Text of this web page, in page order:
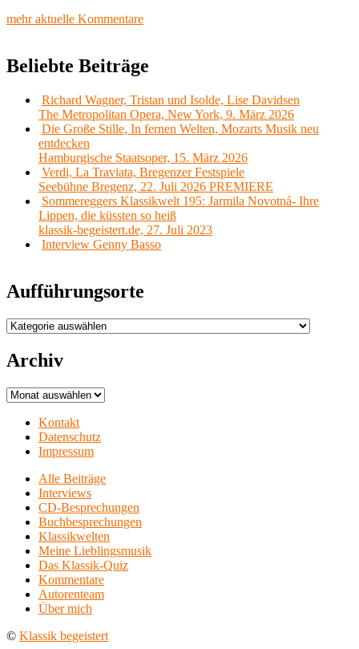
mehr aktuelle Kommentare
Beliebte Beiträge
Richard Wagner, Tristan und Isolde, Lise Davidsen
The Metropolitan Opera, New York, 9. März 2026
Die Große Stille, In fernen Welten, Mozarts Musik neu
entdecken
Hamburgische Staatsoper, 15. März 2026
Verdi, La Traviata, Bregenzer Festspiele
Seebühne Bregenz, 22. Juli 2026 PREMIERE
Sommereggers Klassikwelt 195: Jarmila Novotná- Ihre
Lippen, die küssten so heiß
klassik-begeistert.de, 27. Juli 2023
Interview Genny Basso
Aufführungsorte
Aufführungsorte
Archiv
Archiv
Kontakt
Datenschutz
Impressum
Alle Beiträge
Interviews
CD-Besprechungen
Buchbesprechungen
Klassikwelten
Meine Lieblingsmusik
Das Klassik-Quiz
Kommentare
Autorenteam
Über mich
© Klassik begeistert